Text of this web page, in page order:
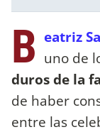
B eatriz
uno de
duros de la
de haber
entre las